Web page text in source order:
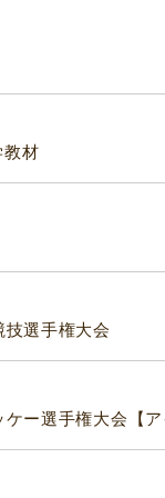
教材
選手権大会
ー選手権大会【ア